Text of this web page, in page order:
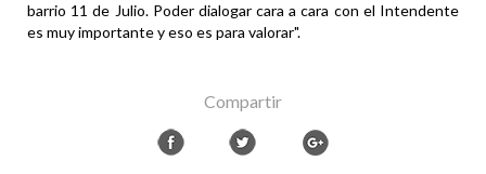
barrio 11 de Julio. Poder dialogar cara a cara con el Intendente
es muy importante y eso es para valorar".
Compartir